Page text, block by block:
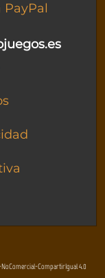
PayPal
NoComercial-CompartirIgual 4.0